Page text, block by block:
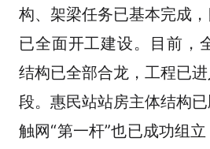
构、架梁任务已基本完成
已全面开工建设。目前，
结构已全部合龙，工程已
段。惠民站站房主体结构
触网“第一杆”也已成功组